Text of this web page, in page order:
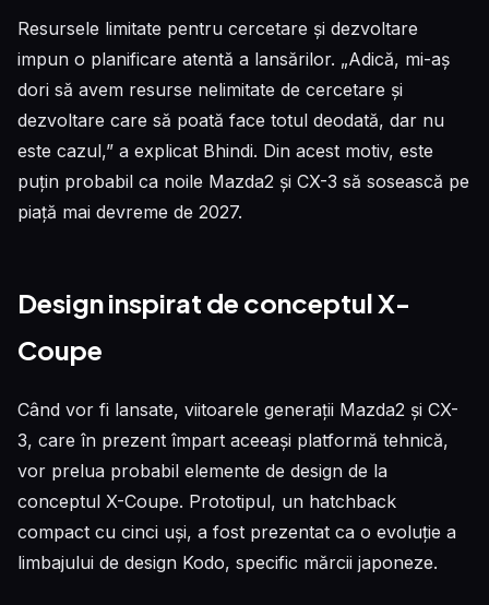
Resursele limitate pentru cercetare și dezvoltare
impun o planificare atentă a lansărilor. „Adică, mi-aș
dori să avem resurse nelimitate de cercetare și
dezvoltare care să poată face totul deodată, dar nu
este cazul,” a explicat Bhindi. Din acest motiv, este
puțin probabil ca noile Mazda2 și CX-3 să sosească pe
piață mai devreme de 2027.
Design inspirat de conceptul X-
Coupe
Când vor fi lansate, viitoarele generații Mazda2 și CX-
3, care în prezent împart aceeași platformă tehnică,
vor prelua probabil elemente de design de la
conceptul X-Coupe. Prototipul, un hatchback
compact cu cinci uși, a fost prezentat ca o evoluție a
limbajului de design Kodo, specific mărcii japoneze.